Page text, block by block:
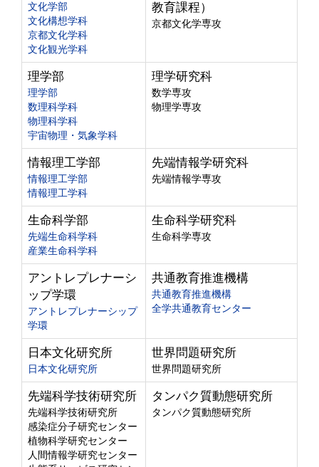
文化学部
文化構想学科
京都文化学科
文化観光学科
教育課程）
京都文化学専攻
理学部
理学部
数理科学科
物理科学科
宇宙物理・気象学科
理学研究科
数学専攻
物理学専攻
情報理工学部
情報理工学部
情報理工学科
先端情報学研究科
先端情報学専攻
生命科学部
先端生命科学科
産業生命科学科
生命科学研究科
生命科学専攻
アントレプレナーシ
ップ学環
アントレプレナーシップ
学環
共通教育推進機構
共通教育推進機構
全学共通教育センター
日本文化研究所
日本文化研究所
世界問題研究所
世界問題研究所
先端科学技術研究所
先端科学技術研究所
感染症分子研究センター
植物科学研究センター
人間情報学研究センター
タンパク質動態研究所
タンパク質動態研究所